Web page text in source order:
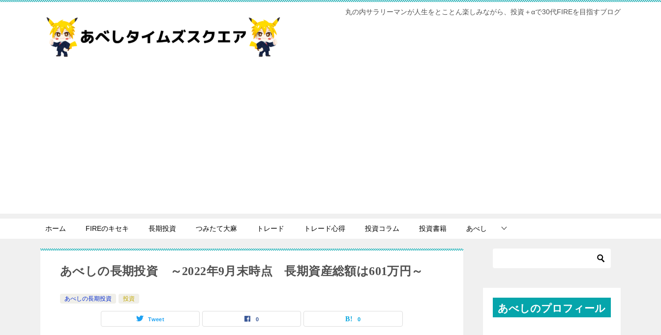
丸の内サラリーマンが人生をとことん楽しみながら、投資＋αで30代FIREを目指すブログ
ホーム FIREのキセキ 長期投資 つみたて大麻 トレード トレード心得 投資コラム 投資書籍 あべし
あべしの長期投資 ～2022年9月末時点 長期資産総額は601万円～
あべしの長期投資 投資
Tweet 0 0
あべしのプロフィール